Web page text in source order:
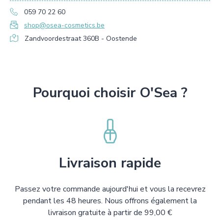
059 70 22 60
shop@osea-cosmetics.be
Zandvoordestraat 360B - Oostende
Pourquoi choisir O'Sea ?
Livraison rapide
Passez votre commande aujourd'hui et vous la recevrez
pendant les 48 heures. Nous offrons également la
livraison gratuite à partir de 99,00 €